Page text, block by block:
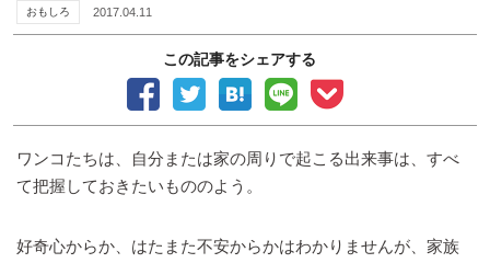
おもしろ 2017.04.11
この記事をシェアする
ワンコたちは、自分または家の周りで起こる出来事は、すべ
て把握しておきたいもののよう。
好奇心からか、はたまた不安からかはわかりませんが、家族